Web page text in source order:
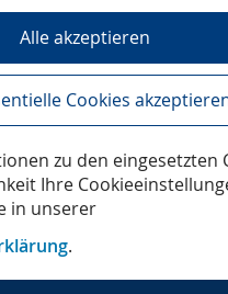
whats-on/
emin
Alle akzeptieren
Cookies
zu den eingesetzten
Ihre
in unserer
.